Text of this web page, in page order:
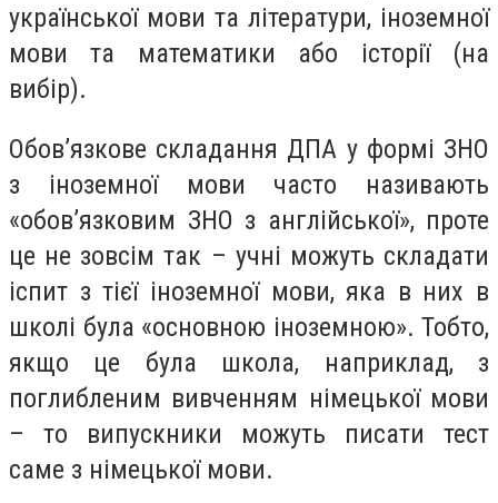
української мови та літератури, іноземної
мови та математики або історії (на
вибір).
Обов’язкове складання ДПА у формі ЗНО
з іноземної мови часто називають
«обов’язковим ЗНО з англійської», проте
це не зовсім так – учні можуть складати
іспит з тієї іноземної мови, яка в них в
школі була «основною іноземною». Тобто,
якщо це була школа, наприклад, з
поглибленим вивченням німецької мови
– то випускники можуть писати тест
саме з німецької мови.